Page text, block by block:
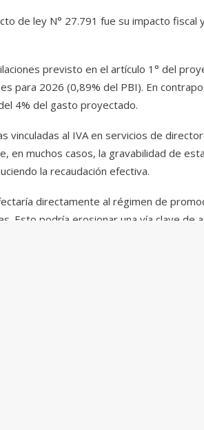
de ley N° 27.791 fue su impacto fiscal
previsto en el artículo 1° del
para 2026 (0,89% del PBI). En
4% del gasto proyectado.
vinculadas al IVA en servicios de
en muchos casos, la gravabilidad de
la recaudación efectiva.
directamente al régimen de
Esto podría erosionar una vía clave de